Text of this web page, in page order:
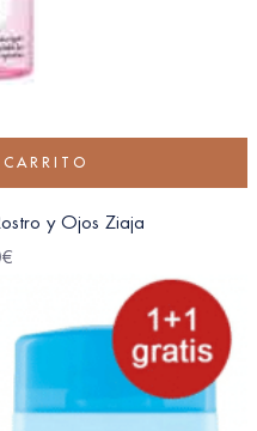
y Ojos Ziaja
€